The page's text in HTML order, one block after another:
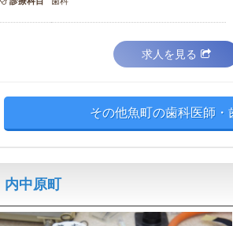
求人を見る
その他魚町の歯科医師
内中原町